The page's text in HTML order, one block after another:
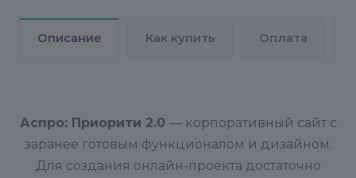
Описание Как купить Оплата
Аспро: Приорити 2.0 — корпоративный сайт с
заранее готовым функционалом и дизайном.
Для создания онлайн-проекта достаточно